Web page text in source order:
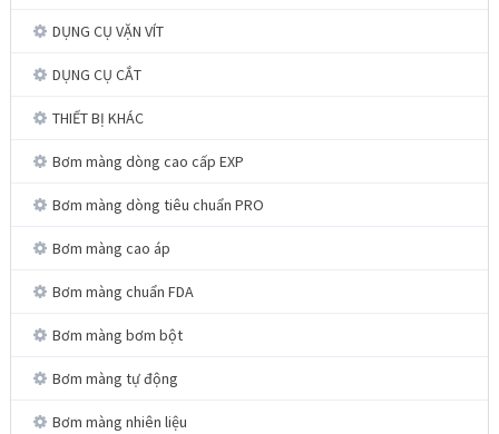
DỤNG CỤ VẶN VÍT
DỤNG CỤ CẮT
THIẾT BỊ KHÁC
Bơm màng dòng cao cấp EXP
Bơm màng dòng tiêu chuẩn PRO
Bơm màng cao áp
Bơm màng chuẩn FDA
Bơm màng bơm bột
Bơm màng tự động
Bơm màng nhiên liệu